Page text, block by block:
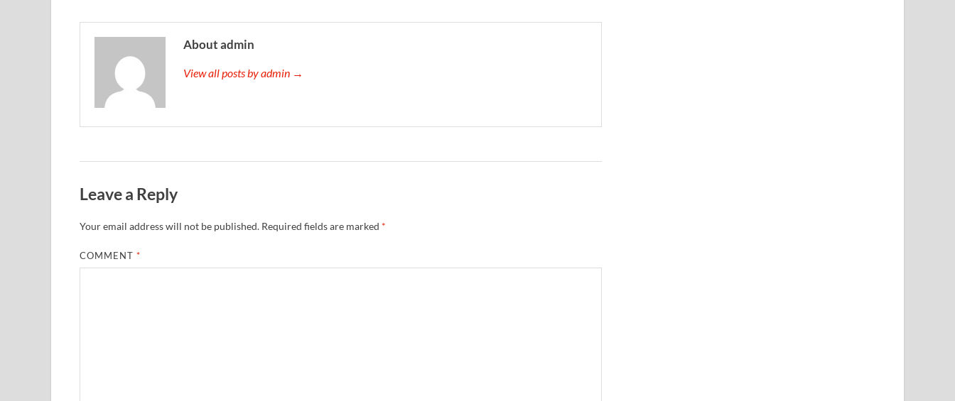
About admin
View all posts by admin →
Leave a Reply
Your email address will not be published. Required fields are marked *
COMMENT*